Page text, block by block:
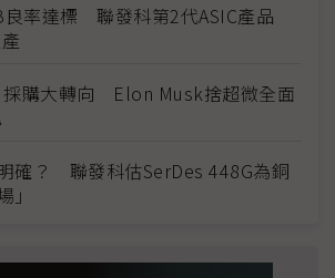
良率達標 聯發科第2代ASIC產品
採購大轉向 Elon Musk捨超微全面
確？ 聯發科估SerDes 448G為銅